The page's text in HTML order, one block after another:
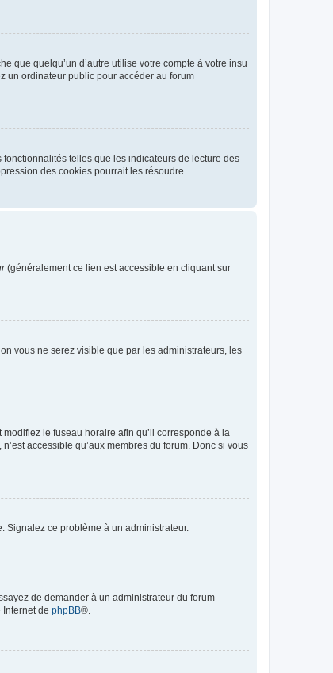
que quelqu’un d’autre utilise votre compte à votre insu
un ordinateur public pour accéder au forum
telles que les indicateurs de lecture des
des cookies pourrait les résoudre.
(généralement ce lien est accessible en cliquant sur
vous ne serez visible que par les administrateurs, les
modifiez le fuseau horaire afin qu’il corresponde à la
accessible qu’aux membres du forum. Donc si vous
Signalez ce problème à un administrateur.
de demander à un administrateur du forum
Internet de phpBB®.